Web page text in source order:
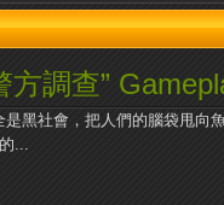
方調查”
黑社會，把人們的腦袋甩向
...